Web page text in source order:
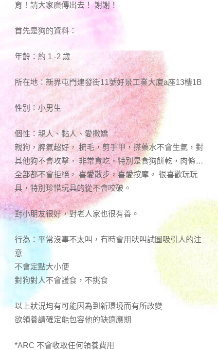
育！請大家廣傳出去！ 謝謝！
首先是狗的資料：
年齡：約 1 -2 歲
所在地：新界屯門建發街11號好景工業大廈a座13樓1B
性別：小男生
個性：親人、黏人、愛撒嬌
親狗，脾氣超好， 梳毛，剪手甲，搽藥水不會生氣，對
其他狗不會攻擊， 非常貪吃，特別是食狗餅乾，肉條…
全部都不會拒絕， 喜愛散步，喜愛按摩。 很喜歡玩玩
具，特別珍惜玩具的從不會咬破。
對小朋友很好，對老人家也很有善。
行為：平常沒事不太叫，有時會用吠叫試圖吸引人的注
意
不會定點大小便
對狗對人不會護食，不挑食
以上狀況均有可能因為到新環境而有所改變
欲領養請確定能包容他的缺適應期
*ARC 不會收取任何領養費用